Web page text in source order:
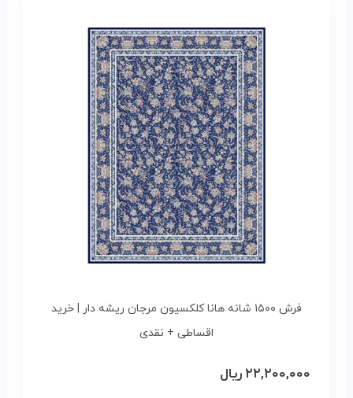
فرش ۱۵۰۰ شانه هانا کلکسیون مرجان ریشه دار | خرید
اقساطی + نقدی
۲۲,۲۰۰,۰۰۰ ریال